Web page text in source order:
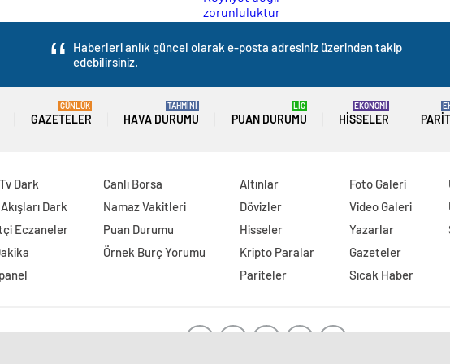
bir
Haberleri anlık güncel olarak e-posta adresiniz üzerinden takip
edebilirsiniz.
GAZETELER
GÜNLÜK
HAVA DURUMU
TAHMİNİ
PUAN DURUMU
LİG
HISSELER
EKONOMİ
Dark
Dark
Eczaneler
Canlı Borsa
Namaz Vakitleri
Puan Durumu
Örnek Burç Yorumu
Altınlar
Dövizler
Hisseler
Kripto Paralar
Pariteler
Foto Galeri
Video Galeri
Yazarlar
Gazeteler
Sıcak Haber